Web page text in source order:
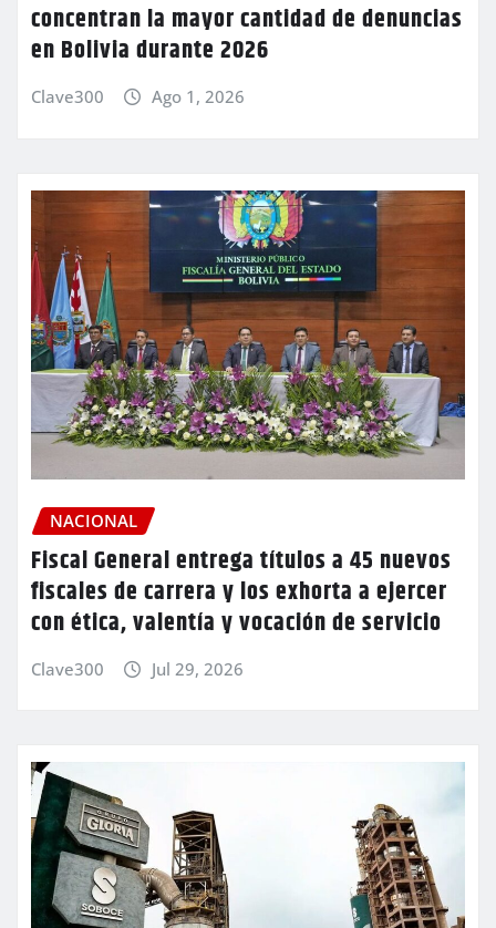
concentran la mayor cantidad de denuncias
en Bolivia durante 2026
Clave300 Ago 1, 2026
NACIONAL
Fiscal General entrega títulos a 45 nuevos
fiscales de carrera y los exhorta a ejercer
con ética, valentía y vocación de servicio
Clave300 Jul 29, 2026